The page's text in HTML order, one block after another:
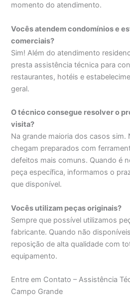
momento do atendimento.
Vocês atendem condomínios e
comerciais?
Sim! Além do atendimento
presta assistência técnica para
restaurantes, hotéis e
geral.
O técnico consegue resolver o
visita?
Na grande maioria dos casos sim.
chegam preparados com
defeitos mais comuns. Quando é
peça específica, informamos o
que disponível.
Vocês utilizam peças originais?
Sempre que possível utilizamos
fabricante. Quando não
reposição de alta qualidade com
equipamento.
Entre em Contato – Assistência
Campo Grande